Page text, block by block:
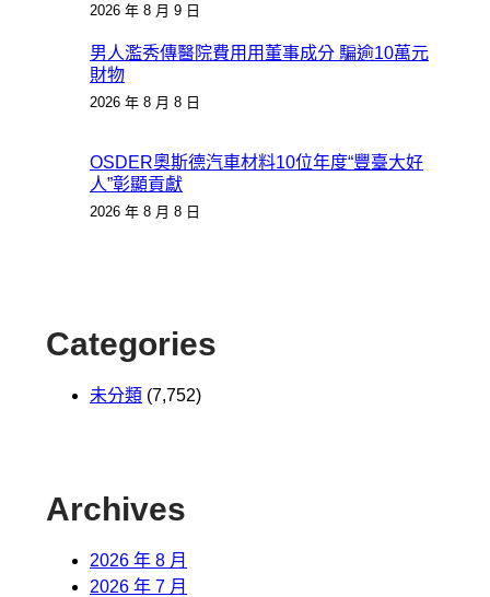
2026 年 8 月 9 日
男人濫秀傳醫院費用用董事成分 騙逾10萬元
財物
2026 年 8 月 8 日
OSDER奧斯德汽車材料10位年度“豐臺大好
人”彰顯貢獻
2026 年 8 月 8 日
Categories
未分類 (7,752)
Archives
2026 年 8 月
2026 年 7 月